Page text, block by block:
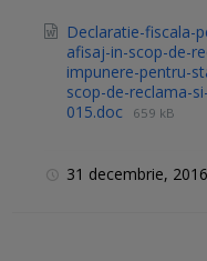
Declaratie-fiscala-
afisaj-in-scop-de-
impunere-pentru-
scop-de-reclama-
015.doc
659 kB
31 decembrie, 2016